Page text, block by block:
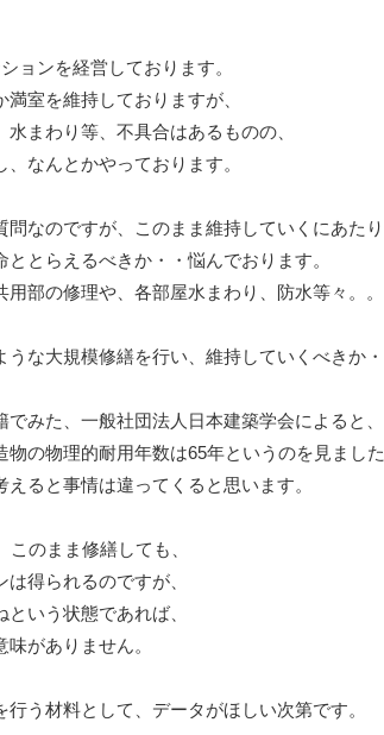
ョンを経営しております。
室を維持しておりますが、
まわり等、不具合はあるものの、
、なんとかやっております。
問なのですが、このまま維持していくにあたり
ととらえるべきか・・悩んでおります。
用部の修理や、各部屋水まわり、防水等々。。
うな大規模修繕を行い、維持していくべきか・
でみた、一般社団法人日本建築学会によると、
物の物理的耐用年数は65年というのを見ました
えると事情は違ってくると思います。
このまま修繕しても、
得られるのですが、
いう状態であれば、
がありません。
行う材料として、データがほしい次第です。